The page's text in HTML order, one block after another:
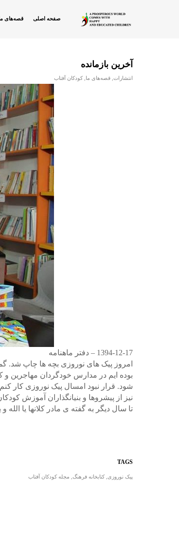
صفحه اصلی قصه‌های
آخرین بازمانده
انتشارات ,قصه‌های ما ,کودکان آفتاب
1394-12-17 – دفتر ماهنامه
امروز پیک های نوروزی بچه ها چاپ شد.
بوده ایم در مدارس خودگردان مهاجرین و
شود. قرار نبود امسال پیک نوروزی کار
نیز از پیشروها و بنیانگذاران آموزش
تا سال دیگر به گفته ی مادر کلانها یا الله
TAGS
پیک نوروزی ,کتابخانه فرهنگ مجله کودکان آفتاب